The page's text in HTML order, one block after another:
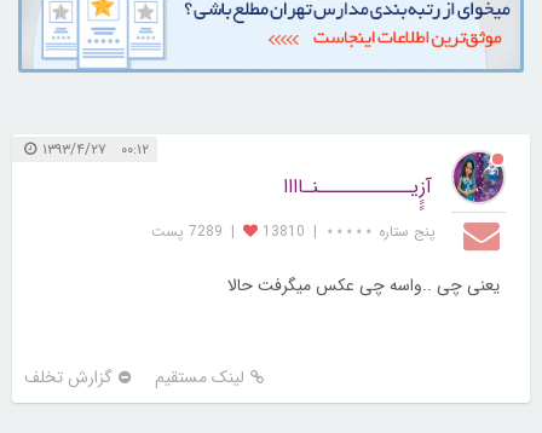
۰۰:۱۲ ۱۳۹۳/۴/۲۷
آزِِِِیـــــــــــنـاااا
پنج ستاره ⋆⋆⋆⋆⋆ |
13810
| 7289 پست
یعنی چی ..واسه چی عکس میگرفت حالا
لینک مستقیم گزارش تخلف